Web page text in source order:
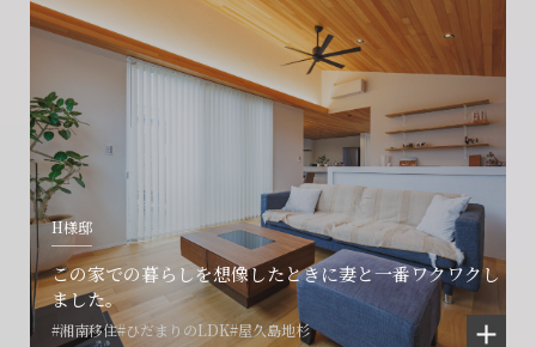
H様邸
この家での暮らしを想像したときに妻と一番ワクワクし
ました。
#湘南移住#ひだまりのLDK#屋久島地杉
会社に関することや物件についての
ご相談はこちら
フォームからのお問い合わせ
CONTACT
お電話でのお問い合わせ
0466-24-2478
賃貸物件入居者様の
お困りごとのご相談はこちら
解約のお申し込み
CONTACT
プロコール24ご利用の方
0120-073-386
土地の活用・賃貸経営に関する
ご相談はこちら
フォームからのお問い合わせ
CONTACT
賃貸管理事業部へのお問い合わせ
0466-24-2478